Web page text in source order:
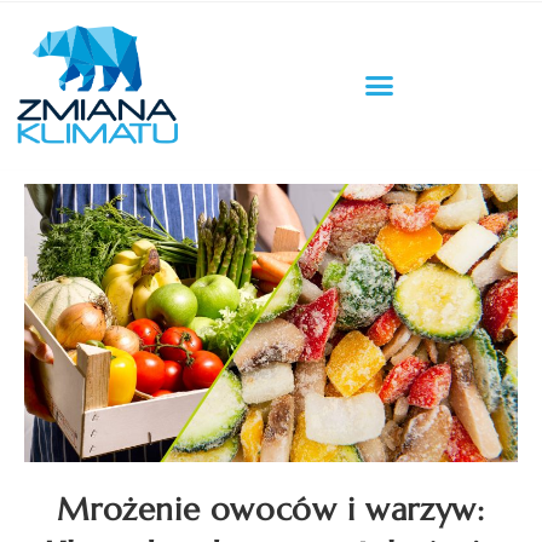
Mrożenie owoców i warzyw: